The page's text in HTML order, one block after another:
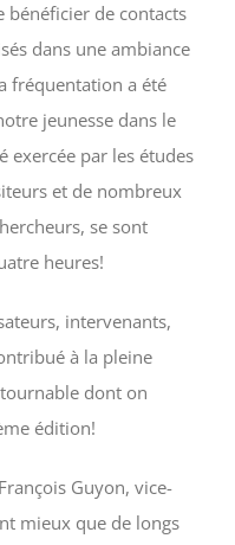
bénéficier de contacts
dans une ambiance
fréquentation a été
jeunesse dans le
exercée par les études
et de nombreux
se sont
heures!
intervenants,
à la pleine
dont on
édition!
Guyon, vice-
mieux que de longs